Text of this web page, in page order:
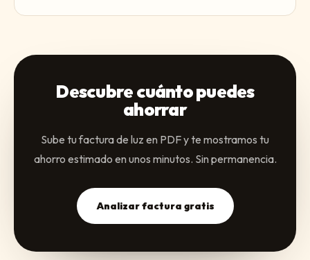
Descubre cuánto puedes
ahorrar
Sube tu factura de luz en PDF y te mostramos tu
ahorro estimado en unos minutos. Sin permanencia.
Analizar factura gratis